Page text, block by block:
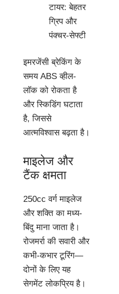
टायर: बेहतर
ग्रिप और
पंक्चर-सेफ्टी
इमरजेंसी ब्रेकिंग के
समय ABS व्हील-
लॉक को रोकता है
और स्किडिंग घटाता
है, जिससे
आत्मविश्वास बढ़ता है।
माइलेज और
टैंक क्षमता
250cc वर्ग माइलेज
और शक्ति का मध्य-
बिंदु माना जाता है।
रोजमर्रा की सवारी और
कभी-कभार टूरिंग—
दोनों के लिए यह
सेगमेंट लोकप्रिय है।